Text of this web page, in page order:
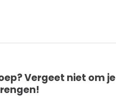
Vergeet niet om je